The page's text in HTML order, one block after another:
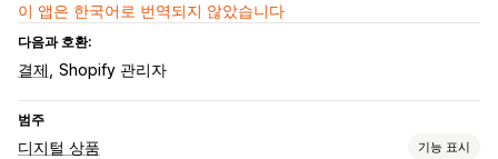
이 앱은 한국어로 번역되지 않았습니다
다음과 호환:
결제 Shopify 관리자
범주
디지털 상품 기능 표시